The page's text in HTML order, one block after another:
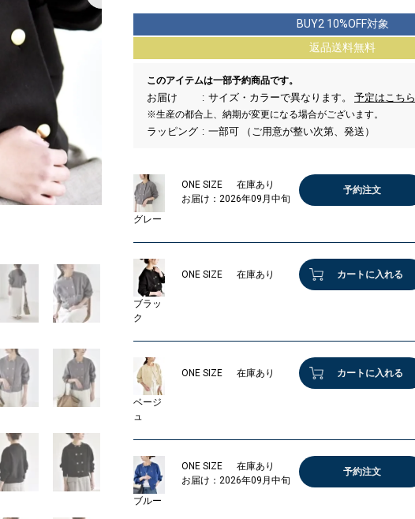
15 グレー
BUY2 10%OFF対象
返品送料無料
このアイテムは一部予約商品です。
お届け サイズ・カラーで異なります。 予定はこちら
※生産の都合上、納期が変更になる場合がございます。
ラッピング 一部可 （ご用意が整い次第、発送）
グレー
ONE SIZE
在庫あり
お届け：2026年09月中旬
予約注文
ブラッ
ク
ONE SIZE 在庫あり カートに入れる
ベージ
ュ
ONE SIZE 在庫あり カートに入れる
ブルー
ONE SIZE
在庫あり
お届け：2026年09月中旬
予約注文